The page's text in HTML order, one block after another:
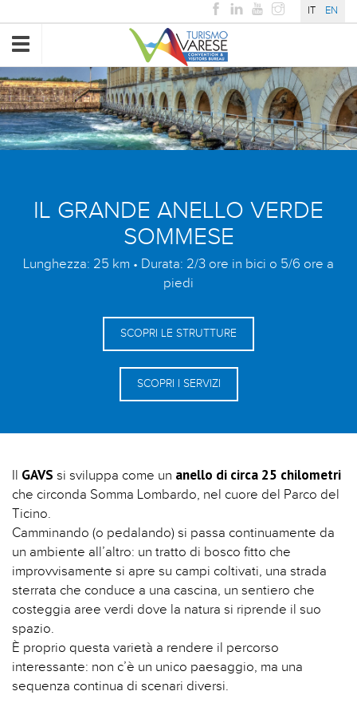
IT EN
Toggle
navigation
IL GRANDE ANELLO VERDE
SOMMESE
Lunghezza: 25 km • Durata: 2/3 ore in bici o 5/6 ore a
piedi
SCOPRI LE STRUTTURE
SCOPRI I SERVIZI
Il GAVS si sviluppa come un anello di circa 25 chilometri
che circonda Somma Lombardo, nel cuore del Parco del
Ticino.
Camminando (o pedalando) si passa continuamente da
un ambiente all’altro: un tratto di bosco fitto che
improvvisamente si apre su campi coltivati, una strada
sterrata che conduce a una cascina, un sentiero che
costeggia aree verdi dove la natura si riprende il suo
spazio.
È proprio questa varietà a rendere il percorso
interessante: non c’è un unico paesaggio, ma una
sequenza continua di scenari diversi.